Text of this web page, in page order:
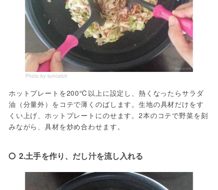
Photo by suncatch
ホットプレートを200℃以上に設定し、熱くなったらサラダ
油（分量外）をコテで薄くのばします。生地の具材だけをす
くい上げ、ホットプレートにのせます。2本のコテで野菜を刻
みながら、具材を炒め合わせます。
2.土手を作り、だし汁を流し入れる